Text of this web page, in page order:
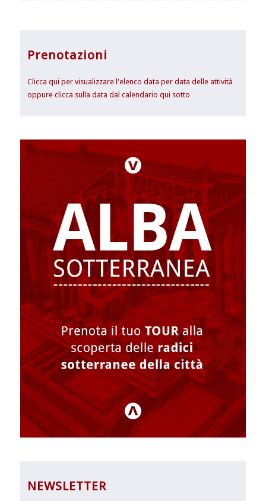
Prenotazioni
Clicca qui per visualizzare l'elenco data per data delle attività
oppure clicca sulla data dal calendario qui sotto
NEWSLETTER